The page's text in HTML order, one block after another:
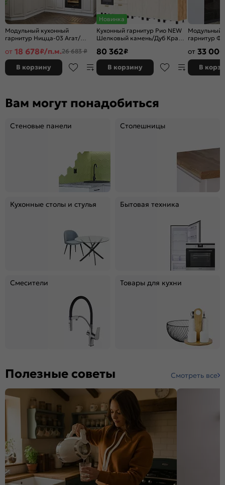
Модульный кухонный
гарнитур Ницца-03 Агат/
от 18 678₽/п.м.26 683 ₽
В корзину
Новинка
Кухонный гарнитур Рио NEW
Шелковый камень/Дуб Крафт
80 362₽
В корзину
Модульный
гарнитур
от 33 000
В
Вам могут понадобиться
Стеновые панели Столешницы
Кухонные столы и стулья Бытовая техника
Смесители Товары для кухни
Полезные советы Смотреть все